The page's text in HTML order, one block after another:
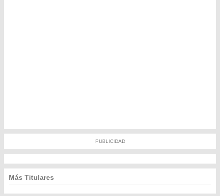
PUBLICIDAD
Más Titulares